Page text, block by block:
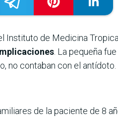
Instituto de Medicina
. La pequeña
no contaban con el antídoto.
de la paciente de 8